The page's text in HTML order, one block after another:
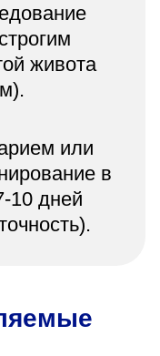
живота
или
в
10 дней